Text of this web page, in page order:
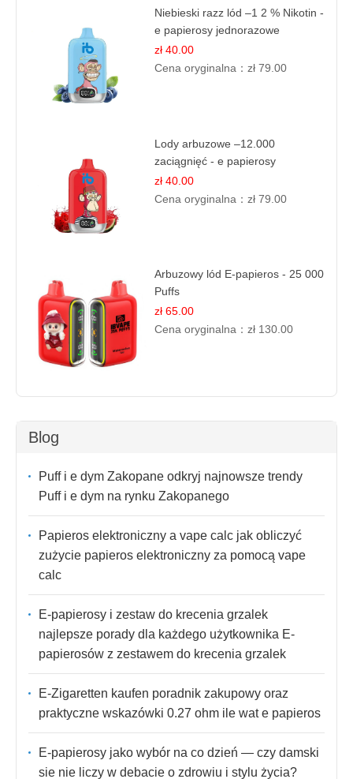
Niebieski razz lód –1 2 % Nikotin -
e papierosy jednorazowe
zł 40.00
Cena oryginalna：zł 79.00
Lody arbuzowe –12.000
zaciągnięć - e papierosy
jednorazowe
zł 40.00
Cena oryginalna：zł 79.00
Arbuzowy lód E-papieros - 25 000
Puffs
zł 65.00
Cena oryginalna：zł 130.00
Blog
Puff i e dym Zakopane odkryj najnowsze trendy
Puff i e dym na rynku Zakopanego
Papieros elektroniczny a vape calc jak obliczyć
zużycie papieros elektroniczny za pomocą vape
calc
E-papierosy i zestaw do krecenia grzalek
najlepsze porady dla każdego użytkownika E-
papierosów z zestawem do krecenia grzalek
E-Zigaretten kaufen poradnik zakupowy oraz
praktyczne wskazówki 0.27 ohm ile wat e papieros
E-papierosy jako wybór na co dzień — czy damski
sie nie liczy w debacie o zdrowiu i stylu życia?